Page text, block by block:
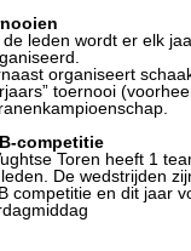
de leden wordt er elk
organiseert
toernooi
competitie
Toren heeft 1
De wedstrijden
competitie en dit jaar